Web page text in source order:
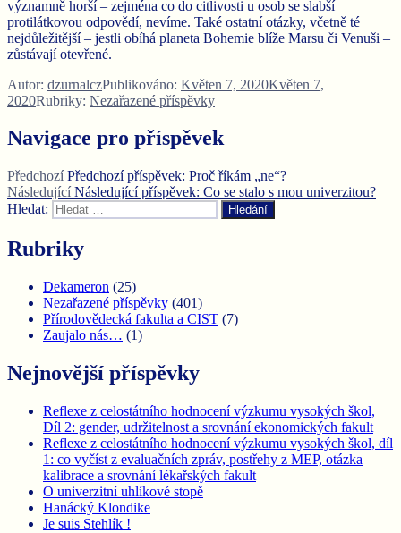
významně horší – zejména co do citlivosti u osob se slabší
protilátkovou odpovědí, nevíme. Také ostatní otázky, včetně té
nejdůležitější – jestli obíhá planeta Bohemie blíže Marsu či Venuši –
zůstávají otevřené.
Autor: dzurnalczPublikováno: Květen 7, 2020Květen 7,
2020Rubriky: Nezařazené příspěvky
Navigace pro příspěvek
Předchozí Předchozí příspěvek: Proč říkám „ne“?
Následující Následující příspěvek: Co se stalo s mou univerzitou?
Hledat:
Hledání
Rubriky
Dekameron (25)
Nezařazené příspěvky (401)
Přírodovědecká fakulta a CIST (7)
Zaujalo nás… (1)
Nejnovější příspěvky
Reflexe z celostátního hodnocení výzkumu vysokých škol,
Díl 2: gender, udržitelnost a srovnání ekonomických fakult
Reflexe z celostátního hodnocení výzkumu vysokých škol, díl
1: co vyčíst z evaluačních zpráv, postřehy z MEP, otázka
kalibrace a srovnání lékařských fakult
O univerzitní uhlíkové stopě
Hanácký Klondike
Je suis Stehlík !